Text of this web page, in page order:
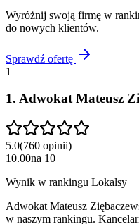
Wyróżnij swoją firmę w
do nowych klientów.
Sprawdź ofertę
1
1. Adwokat Mateusz
5.0(760 opinii)
10.00na 10
Wynik w rankingu Lokalsy
Adwokat Mateusz
w naszym rankingu.